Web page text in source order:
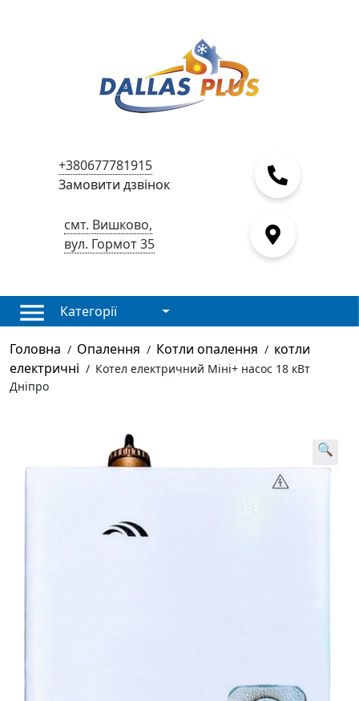
+380677781915
Замовити дзвінок
смт. Вишково,
вул. Гормот 35
Категорії
Головна / Опалення / Котли опалення / котли
електричні / Котел електричний Міні+ насос 18 кВт
Дніпро
🔍